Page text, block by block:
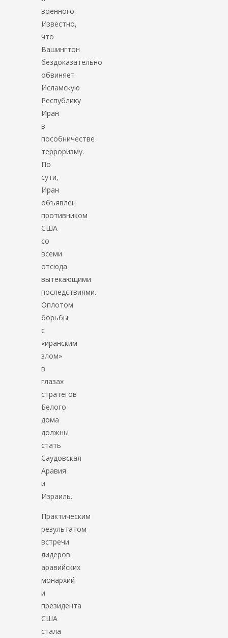
военного.
Известно,
что
Вашингтон
бездоказательно
обвиняет
Исламскую
Республику
Иран
в
пособничестве
терроризму.
По
сути,
Иран
объявлен
противником
США
со
всеми
отсюда
вытекающими
последствиями.
Оплотом
борьбы
с
«иранским
злом»
в
глазах
стратегов
Белого
дома
должны
стать
Саудовская
Аравия
и
Израиль.
Практическим
результатом
встречи
лидеров
аравийских
монархий
и
президента
США
стала